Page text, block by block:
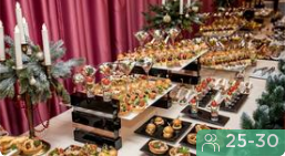
25-30